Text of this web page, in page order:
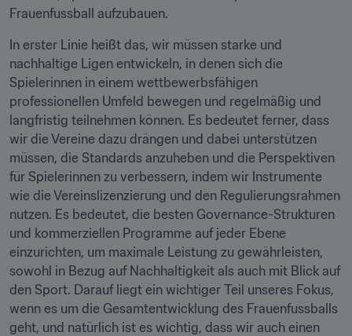
Frauenfussball aufzubauen.
In erster Linie heißt das, wir müssen starke und
nachhaltige Ligen entwickeln, in denen sich die
Spielerinnen in einem wettbewerbsfähigen
professionellen Umfeld bewegen und regelmäßig und
langfristig teilnehmen können. Es bedeutet ferner, dass
wir die Vereine dazu drängen und dabei unterstützen
müssen, die Standards anzuheben und die Perspektiven
für Spielerinnen zu verbessern, indem wir Instrumente
wie die Vereinslizenzierung und den Regulierungsrahmen
nutzen. Es bedeutet, die besten Governance-Strukturen
und kommerziellen Programme auf jeder Ebene
einzurichten, um maximale Leistung zu gewährleisten,
sowohl in Bezug auf Nachhaltigkeit als auch mit Blick auf
den Sport. Darauf liegt ein wichtiger Teil unseres Fokus,
wenn es um die Gesamtentwicklung des Frauenfussballs
geht, und natürlich ist es wichtig, dass wir auch einen